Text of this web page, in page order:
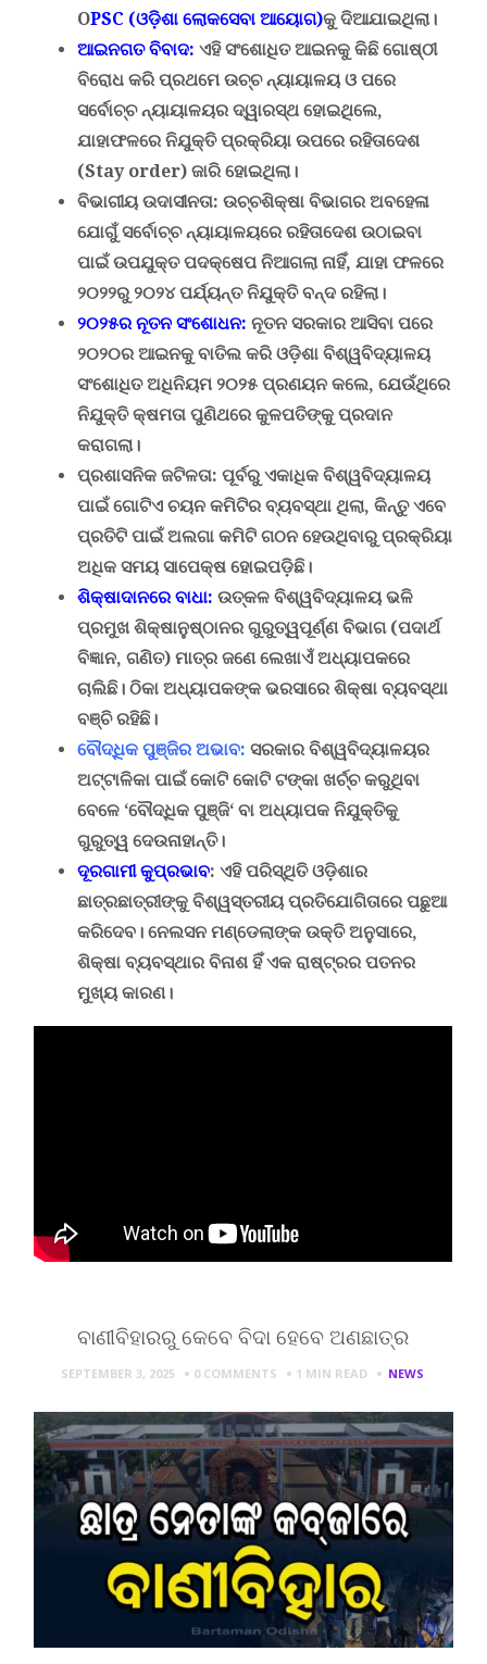
OPSC (ଓଡ଼ିଶା ଲୋକସେବା ଆୟୋଗ)କୁ ଦିଆଯାଇଥିଲା।
ଆଇନଗତ ବିବାଦ: ଏହି ସଂଶୋଧିତ ଆଇନକୁ କିଛି ଗୋଷ୍ଠୀ
ବିରୋଧ କରି ପ୍ରଥମେ ଉଚ୍ଚ ନ୍ୟାୟାଳୟ ଓ ପରେ
ସର୍ବୋଚ୍ଚ ନ୍ୟାୟାଳୟର ଦ୍ୱାରସ୍ଥ ହୋଇଥିଲେ,
ଯାହାଫଳରେ ନିଯୁକ୍ତି ପ୍ରକ୍ରିୟା ଉପରେ ରହିତାଦେଶ
(Stay order)ଜାରି ହୋଇଥିଲା।
ବିଭାଗୀୟ ଉଦାସୀନତା: ଉଚ୍ଚଶିକ୍ଷା ବିଭାଗର ଅବହେଳା
ଯୋଗୁଁ ସର୍ବୋଚ୍ଚ ନ୍ୟାୟାଳୟରେ ରହିତାଦେଶ ଉଠାଇବା
ପାଇଁ ଉପଯୁକ୍ତ ପଦକ୍ଷେପ ନିଆଗଲା ନାହିଁ,ଯାହା ଫଳରେ
୨୦୨୨ରୁ ୨୦୨୪ ପର୍ଯ୍ୟନ୍ତ ନିଯୁକ୍ତି ବନ୍ଦ ରହିଲା।
୨୦୨୫ର ନୂତନ ସଂଶୋଧନ: ନୂତନ ସରକାର ଆସିବା ପରେ
୨୦୨୦ର ଆଇନକୁ ବାତିଲ କରି ଓଡ଼ିଶା ବିଶ୍ୱବିଦ୍ୟାଳୟ
ସଂଶୋଧିତ ଅଧିନିୟମ ୨୦୨୫ ପ୍ରଣୟନ କଲେ,ଯେଉଁଥିରେ
ନିଯୁକ୍ତି କ୍ଷମତା ପୁଣିଥରେ କୁଳପତିଙ୍କୁ ପ୍ରଦାନ
କରାଗଲା।
ପ୍ରଶାସନିକ ଜଟିଳତା: ପୂର୍ବରୁ ଏକାଧିକ ବିଶ୍ୱବିଦ୍ୟାଳୟ
ପାଇଁ ଗୋଟିଏ ଚୟନ କମିଟିର ବ୍ୟବସ୍ଥା ଥିଲା,କିନ୍ତୁ ଏବେ
ପ୍ରତିଟି ପାଇଁ ଅଲଗା କମିଟି ଗଠନ ହେଉଥିବାରୁ ପ୍ରକ୍ରିୟା
ଅଧିକ ସମୟ ସାପେକ୍ଷ ହୋଇପଡ଼ିଛି।
ଶିକ୍ଷାଦାନରେ ବାଧା: ଉତ୍କଳ ବିଶ୍ୱବିଦ୍ୟାଳୟ ଭଳି
ପ୍ରମୁଖ ଶିକ୍ଷାନୁଷ୍ଠାନର ଗୁରୁତ୍ୱପୂର୍ଣ୍ଣ ବିଭାଗ (ପଦାର୍ଥ
ବିଜ୍ଞାନ,ଗଣିତ) ମାତ୍ର ଜଣେ ଲେଖାଏଁ ଅଧ୍ୟାପକରେ
ଚାଲିଛି। ଠିକା ଅଧ୍ୟାପକଙ୍କ ଭରସାରେ ଶିକ୍ଷା ବ୍ୟବସ୍ଥା
ବଞ୍ଚି ରହିଛି।
ବୌଦ୍ଧିକ ପୁଞ୍ଜିର ଅଭାବ: ସରକାର ବିଶ୍ୱବିଦ୍ୟାଳୟର
ଅଟ୍ଟାଳିକା ପାଇଁ କୋଟି କୋଟି ଟଙ୍କା ଖର୍ଚ୍ଚ କରୁଥିବା
ବେଳେ ‘ବୌଦ୍ଧିକ ପୁଞ୍ଜି‘ବା ଅଧ୍ୟାପକ ନିଯୁକ୍ତିକୁ
ଗୁରୁତ୍ୱ ଦେଉନାହାନ୍ତି।
ଦୂରଗାମୀ କୁପ୍ରଭାବ: ଏହି ପରିସ୍ଥିତି ଓଡ଼ିଶାର
ଛାତ୍ରଛାତ୍ରୀଙ୍କୁ ବିଶ୍ୱସ୍ତରୀୟ ପ୍ରତିଯୋଗିତାରେ ପଛୁଆ
କରିଦେବ।ନେଲସନ ମଣ୍ଡେଲାଙ୍କଉକ୍ତି ଅନୁସାରେ,
ଶିକ୍ଷା ବ୍ୟବସ୍ଥାର ବିନାଶ ହିଁ ଏକ ରାଷ୍ଟ୍ରର ପତନର
ମୁଖ୍ୟ କାରଣ।
ବାଣୀବିହାରରୁ କେବେ ବିଦା ହେବେ ଅଣଛାତ୍ର
SEPTEMBER 3, 2025 0 COMMENTS 1 MIN READ NEWS